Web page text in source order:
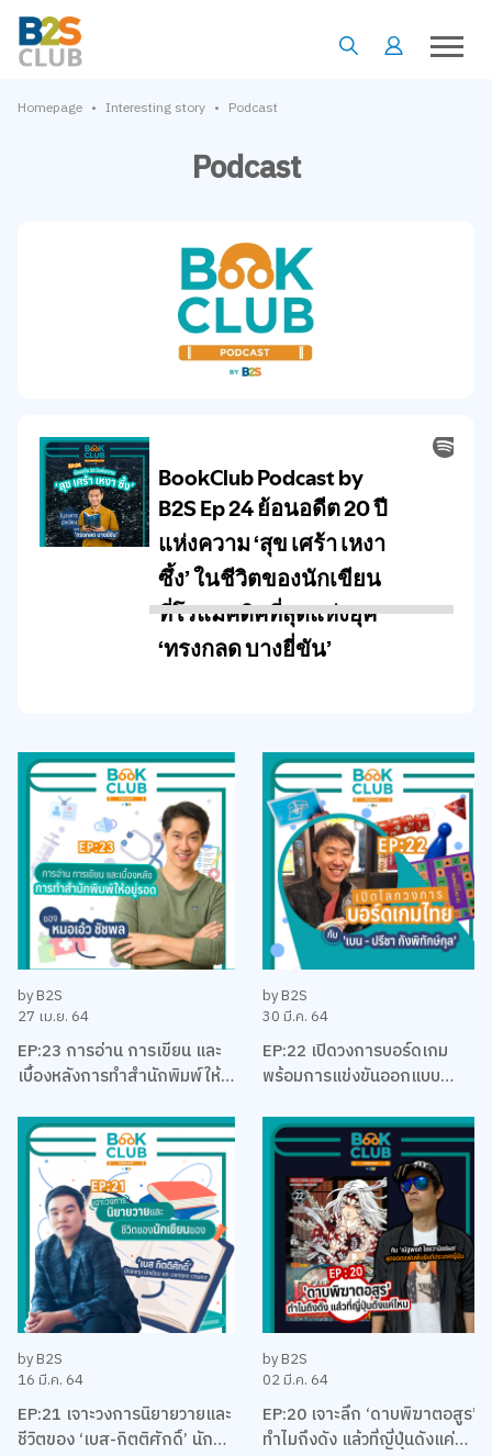
Homepage • Interesting story • Podcast
Podcast
by B2S
27 เม.ย. 64
EP:23 การอ่าน การเขียน และ
เบื้องหลังการทำสำนักพิมพ์ให้
แนะนำ กับหมอเอ้ว ชัชพล
by B2S
30 มี.ค. 64
EP:22 เปิดวงการบอร์ดเกม
พร้อมการแข่งขันออกแบบ
ประเทศไทยกับ เบน – ปรีชา กัง
พิทักษ์กุล
by B2S
16 มี.ค. 64
EP:21 เจาะวงการนิยายวายและ
ชีวิตของ ‘เบส-กิตติศักดิ์’ นัก
by B2S
02 มี.ค. 64
EP:20 เจาะลึก ‘ดาบพิฆาตอสูร’
ทำไมถึงดัง แล้วที่ญี่ปุ่นดังแค่